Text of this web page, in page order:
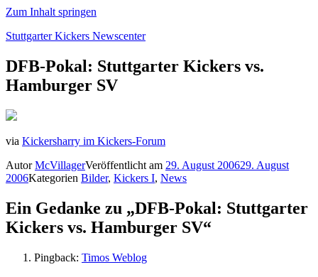
Zum Inhalt springen
Stuttgarter Kickers Newscenter
DFB-Pokal: Stuttgarter Kickers vs.
Hamburger SV
via Kickersharry im Kickers-Forum
AutorMcVillagerVeröffentlicht am 29. August 200629. August
2006Kategorien Bilder, Kickers I, News
Ein Gedanke zu „DFB-Pokal: Stuttgarter
Kickers vs. Hamburger SV“
Pingback: Timos Weblog